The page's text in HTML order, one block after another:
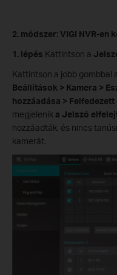
2. módszer: VIGI NVR-en
1. lépés Kattintson a
Kattintson a jobb gombbal
Beállítások > Kamera >
hozzáadása >
megjelenik a Jelszó
hozzáadták, és nincs
kamerát.